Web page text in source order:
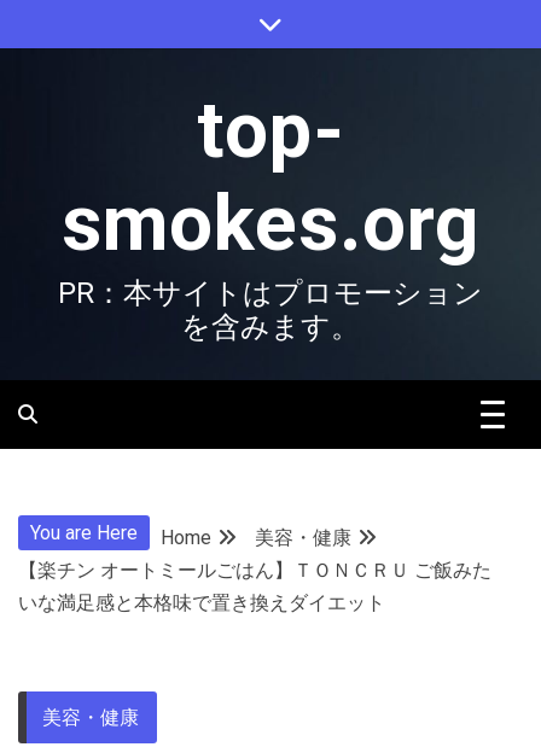
to
top-
smokes.org
PR：本サイトはプロモーション
を含みます。
You are Here Home
美容・健康
【楽チン オートミールごはん】ＴＯＮＣＲＵ ご飯みた
いな満足感と本格味で置き換えダイエット
美容・健康